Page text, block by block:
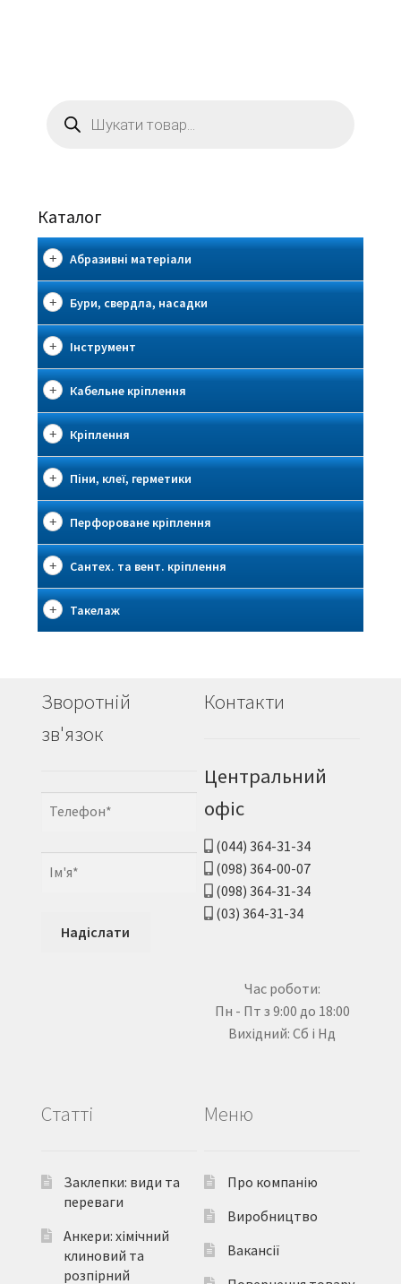
товарів
Каталог
Абразивні матеріали
Бури, свердла, насадки
Інструмент
Кабельне кріплення
Кріплення
Піни, клеї, герметики
Перфороване кріплення
Сантех. та вент. кріплення
Такелаж
Зворотній
зв'язок
Контакти
Центральний
офіс
(044) 364-31-34
(098) 364-00-07
(098) 364-31-34
(03) 364-31-34
Час роботи:
Пн - Пт з 9:00 до 18:00
Вихідний: Сб і Нд
Статті
Заклепки: види та
переваги
Анкери: хімічний
клиновий та
розпірний
Меню
Про компанію
Виробництво
Вакансії